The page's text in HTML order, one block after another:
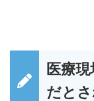
医療
だと